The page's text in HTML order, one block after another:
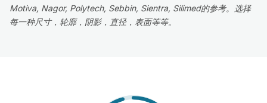
Motiva, Nagor, Polytech, Sebbin, Sientra, Silimed的参考。选择
每一种尺寸，轮廓，阴影，直径，表面等等。